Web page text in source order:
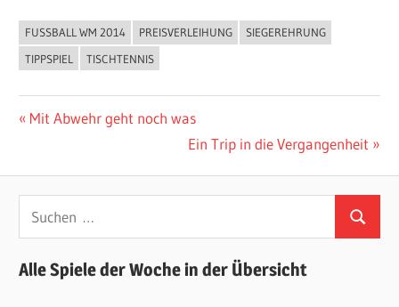
ALLGEMEIN
FUSSBALL WM 2014 PREISVERLEIHUNG
SIEGEREHRUNG
TIPPSPIEL
TISCHTENNIS
Beitragsnavigation
Vorheriger
Mit Abwehr geht noch was
Nächster
Ein Trip in die Vergangenheit
Suchen
nach:
Suchen
Alle Spiele der Woche in der Übersicht